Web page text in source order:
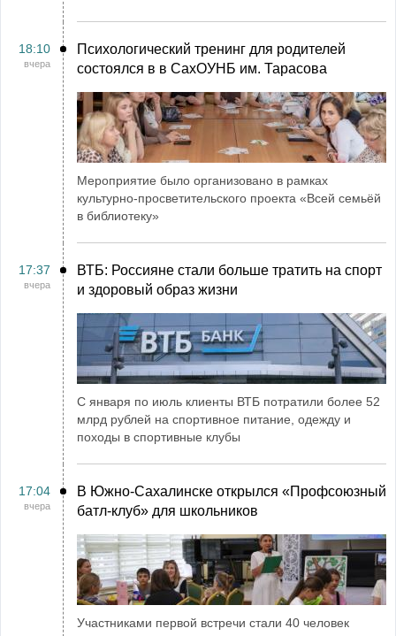
18:10
вчера
Психологический тренинг для родителей
состоялся в в СахОУНБ им. Тарасова
Мероприятие было организовано в рамках
культурно-просветительского проекта «Всей семьёй
в библиотеку»
17:37
вчера
ВТБ: Россияне стали больше тратить на спорт
и здоровый образ жизни
С января по июль клиенты ВТБ потратили более 52
млрд рублей на спортивное питание, одежду и
походы в спортивные клубы
17:04
вчера
В Южно-Сахалинске открылся «Профсоюзный
батл-клуб» для школьников
Участниками первой встречи стали 40 человек